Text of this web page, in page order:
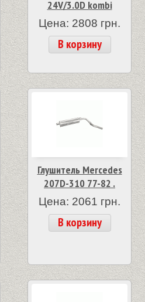
24V/3.0D kombi
Цена: 2808 грн.
В корзину
Глушитель Mercedes
207D-310 77-82 .
Цена: 2061 грн.
В корзину